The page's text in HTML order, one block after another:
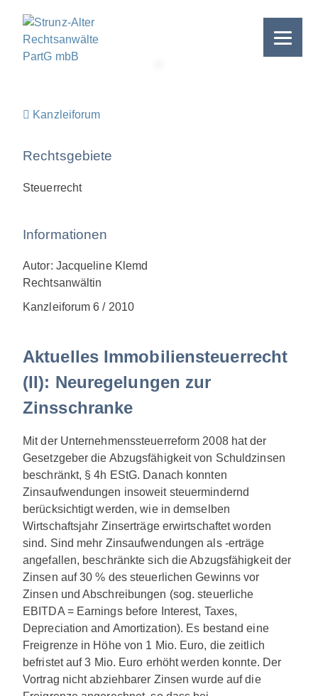
Kanzleiforum
Rechtsgebiete
Steuerrecht
Informationen
Autor: Jacqueline Klemd
Rechtsanwältin
Kanzleiforum 6 / 2010
Aktuelles Immobiliensteuerrecht
(II): Neuregelungen zur
Zinsschranke
Mit der Unternehmenssteuerreform 2008 hat der
Gesetzgeber die Abzugsfähigkeit von Schuldzinsen
beschränkt, § 4h EStG. Danach konnten
Zinsaufwendungen insoweit steuermindernd
berücksichtigt werden, wie in demselben
Wirtschaftsjahr Zinserträge erwirtschaftet worden
sind. Sind mehr Zinsaufwendungen als -erträge
angefallen, beschränkte sich die Abzugsfähigkeit der
Zinsen auf 30 % des steuerlichen Gewinns vor
Zinsen und Abschreibungen (sog. steuerliche
EBITDA = Earnings before Interest, Taxes,
Depreciation and Amortization). Es bestand eine
Freigrenze in Höhe von 1 Mio. Euro, die zeitlich
befristet auf 3 Mio. Euro erhöht werden konnte. Der
Vortrag nicht abziehbarer Zinsen wurde auf die